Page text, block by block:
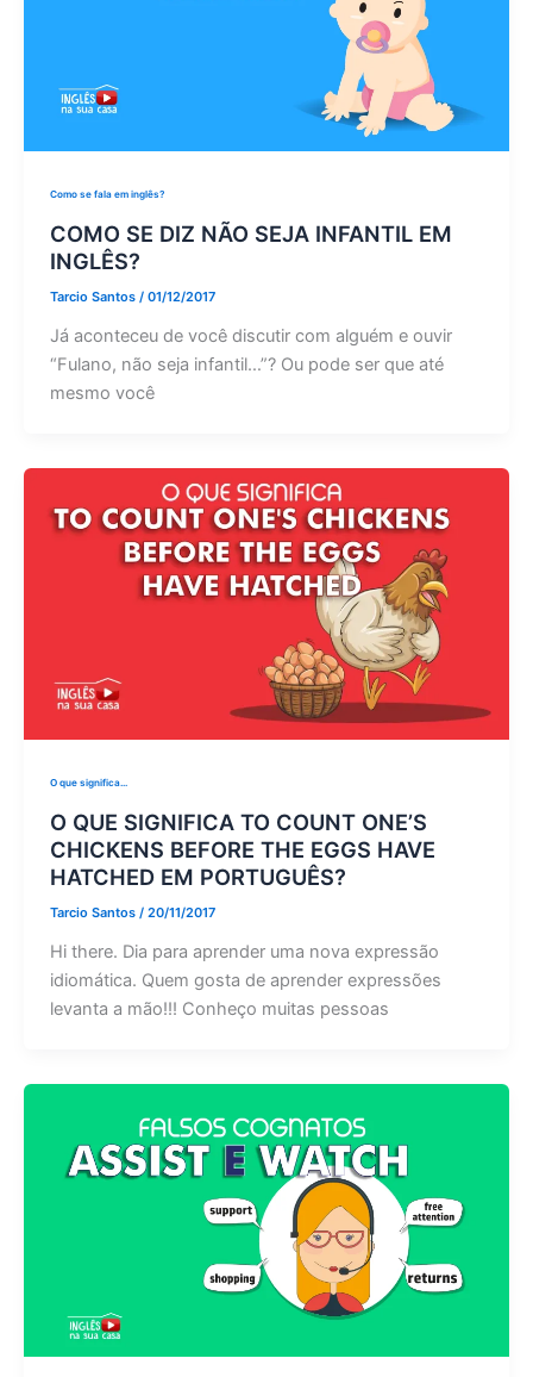
Como se fala em inglês?
COMO SE DIZ NÃO SEJA INFANTIL EM
INGLÊS?
Tarcio Santos / 01/12/2017
Já aconteceu de você discutir com alguém e ouvir
“Fulano, não seja infantil…”? Ou pode ser que até
mesmo você
O que significa...
O QUE SIGNIFICA TO COUNT ONE’S
CHICKENS BEFORE THE EGGS HAVE
HATCHED EM PORTUGUÊS?
Tarcio Santos / 20/11/2017
Hi there. Dia para aprender uma nova expressão
idiomática. Quem gosta de aprender expressões
levanta a mão!!! Conheço muitas pessoas